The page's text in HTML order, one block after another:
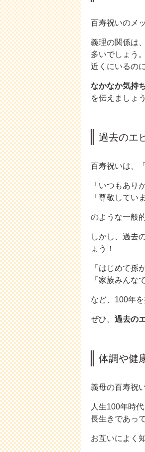
百寿祝いのメ
義理の関係は
多いでしょう。
近くにいるの
なかなか気持
を伝えましょう
過去のエ
百寿祝いは、
「いつもあり
「尊敬してい
のような一般
しかし、過去
ょう！
「はじめて孫
「家族みんな
など、100年
ぜひ、 過去の
体調や健
義母の百寿祝
人生100年時
長生きであっ
お互いによく